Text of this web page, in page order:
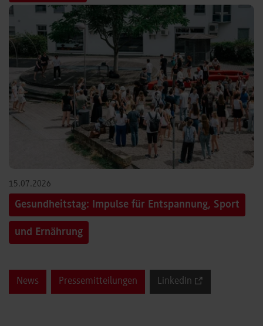
15.07.2026
Gesundheitstag: Impulse für Entspannung, Sport
und Ernährung
News Pressemitteilungen LinkedIn